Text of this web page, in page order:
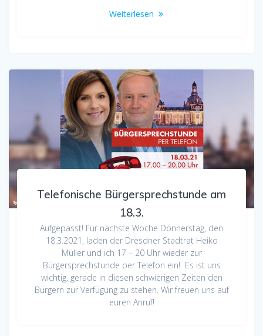
Weiterlesen
Telefonische Bürgersprechstunde am
18.3.
Aufgepasst! Für nächste Woche Donnerstag, den
18.3.2021, laden der Dresdner Stadtrat Heiko
Müller und ich 17 – 20 Uhr wieder zur
Bürgersprechstunde per Telefon ein! Es ist uns
wichtig, gerade in diesen schwierigen Zeiten den
Bürgern zur Verfügung zu stehen. Wir freuen uns auf
euren Anruf!